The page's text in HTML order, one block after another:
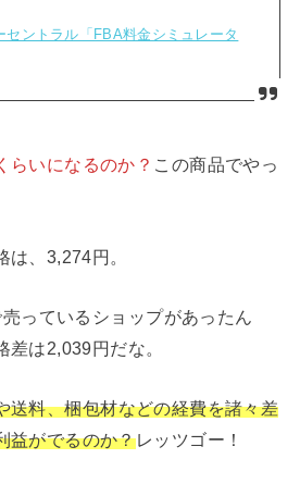
ントラル「FBA料金シミュレータ
らいになるのか？ この商品でやっ
は、3,274円。
っているショップがあったん
差は2,039円だな。
送料、梱包材などの経費を諸々差
益がでるのか？レッツゴー！